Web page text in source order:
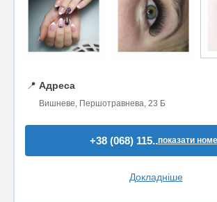
📍 Адреса
Вишневе, Першотравнева, 23 Б
+38 (068) 115..показати
Докладніше